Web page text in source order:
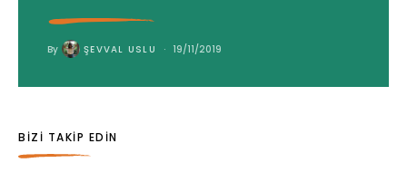
By ŞEVVAL USLU 19/11/2019
BIZI TAKIP EDIN